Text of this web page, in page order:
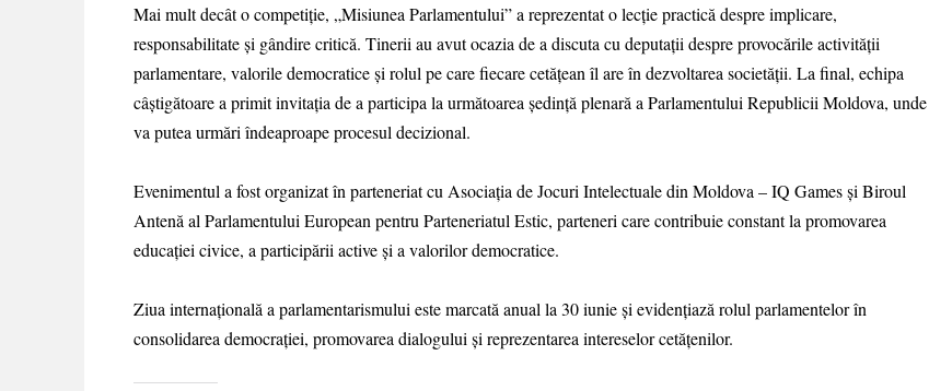
Mai mult decât o competiție, „Misiunea Parlamentului” a reprezentat o lecție practică despre implicare,
responsabilitate și gândire critică. Tinerii au avut ocazia de a discuta cu deputații despre provocările activității
parlamentare, valorile democratice și rolul pe care fiecare cetățean îl are în dezvoltarea societății. La final, echipa
câștigătoare a primit invitația de a participa la următoarea ședință plenară a Parlamentului Republicii Moldova, unde
va putea urmări îndeaproape procesul decizional.
Evenimentul a fost organizat în parteneriat cu Asociația de Jocuri Intelectuale din Moldova – IQ Games și Biroul
Antenă al Parlamentului European pentru Parteneriatul Estic, parteneri care contribuie constant la promovarea
educației civice, a participării active și a valorilor democratice.
Ziua internațională a parlamentarismului este marcată anual la 30 iunie și evidențiază rolul parlamentelor în
consolidarea democrației, promovarea dialogului și reprezentarea intereselor cetățenilor.